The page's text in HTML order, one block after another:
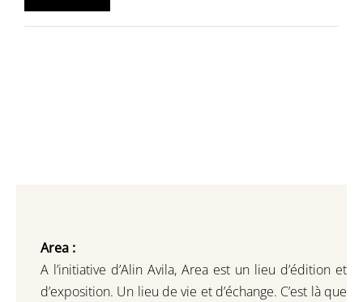
Area :
A l’initiative d’Alin Avila, Area est un lieu d’édition et
d’exposition. Un lieu de vie et d’échange. C’est là que